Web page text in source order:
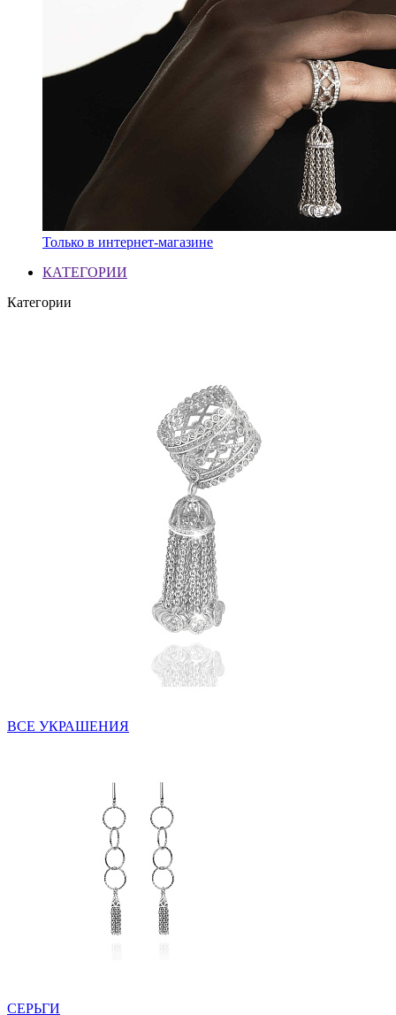
Только в интернет-магазине
КАТЕГОРИИ
Категории
ВСЕ УКРАШЕНИЯ
СЕРЬГИ